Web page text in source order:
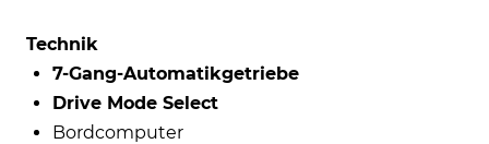
Technik
7-Gang-Automatikgetriebe
Drive Mode Select
Bordcomputer